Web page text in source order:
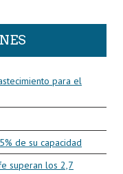
para el
de su capacidad
superan los 2,7